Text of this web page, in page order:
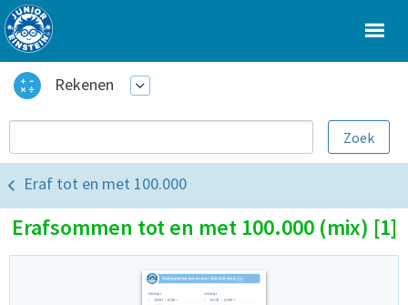
Rekenen
Eraf tot en met 100.000
Erafsommen tot en met 100.000 (mix) [1]